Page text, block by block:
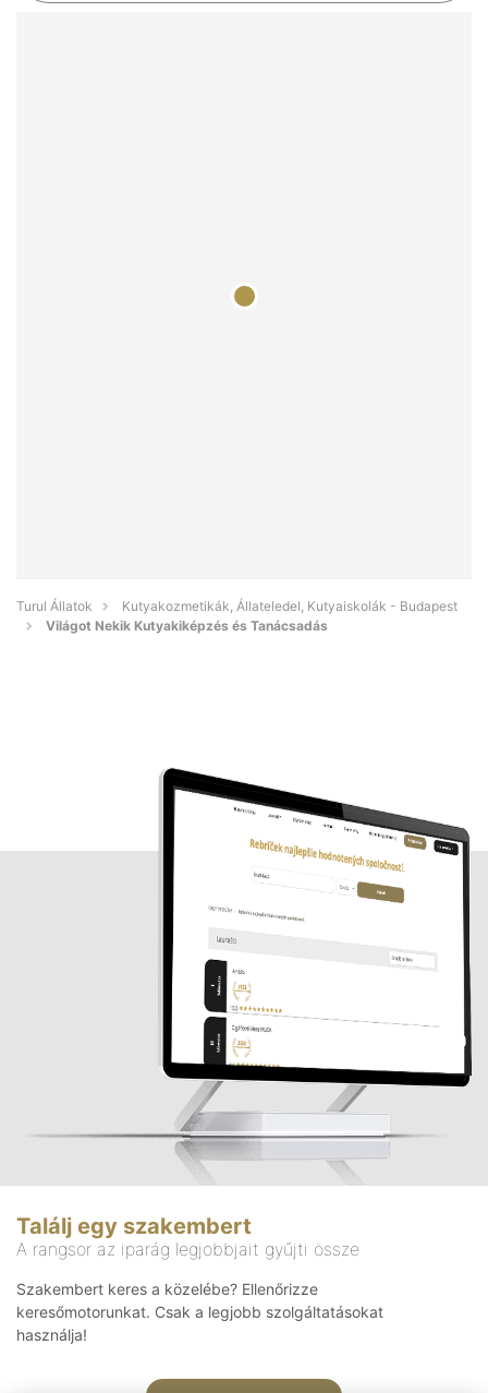
Turul Állatok
Kutyakozmetikák, Állateledel, Kutyaiskolák - Budapest
Világot Nekik Kutyakiképzés és Tanácsadás
Találj egy szakembert
A rangsor az iparág legjobbjait gyűjti össze
Szakembert keres a közelébe? Ellenőrizze
keresőmotorunkat. Csak a legjobb szolgáltatásokat
használja!